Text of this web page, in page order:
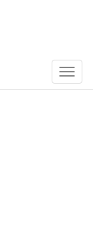
Toggle